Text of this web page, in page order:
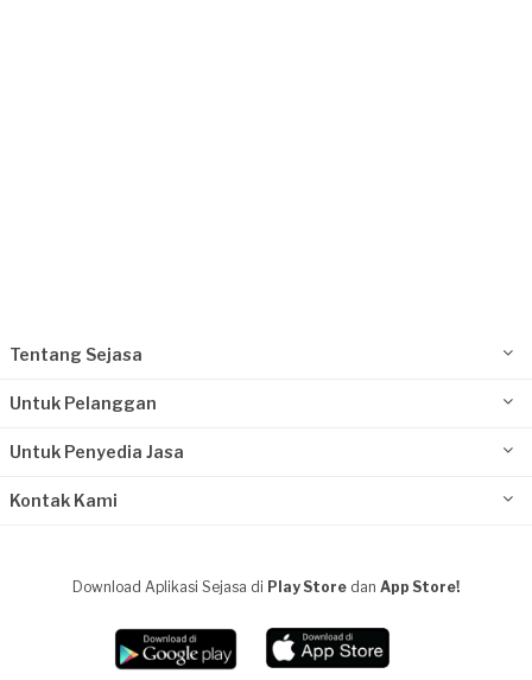
Tentang Sejasa
Untuk Pelanggan
Untuk Penyedia Jasa
Kontak Kami
Download Aplikasi Sejasa di Play Store dan App Store!